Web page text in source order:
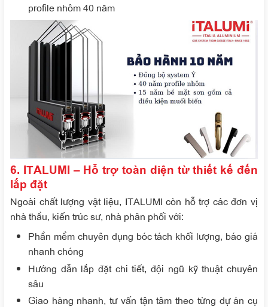
profile nhôm 40 năm
6. ITALUMI – Hỗ trợ toàn diện từ thiết kế đến
lắp đặt
Ngoài chất lượng vật liệu, ITALUMI còn hỗ trợ các đơn vị
nhà thầu, kiến trúc sư, nhà phân phối với:
Phần mềm chuyên dụng bóc tách khối lượng, báo giá
nhanh chóng
Hướng dẫn lắp đặt chi tiết, đội ngũ kỹ thuật chuyên
sâu
Giao hàng nhanh, tư vấn tận tâm theo từng dự án cụ